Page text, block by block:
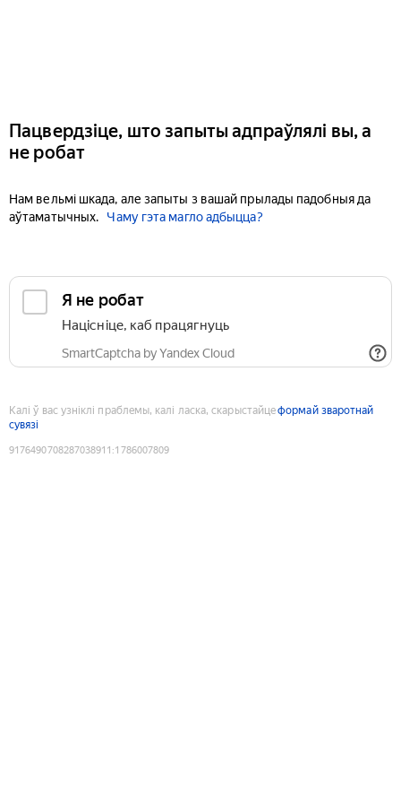
Пацвердзіце, што запыты адпраўлялі вы, а
не робат
Нам вельмі шкада, але запыты з вашай прылады падобныя да
аўтаматычных.
Чаму гэта магло адбыцца?
Я не робат
Націсніце, каб працягнуць
SmartCaptcha by Yandex Cloud
Калі ў вас узніклі праблемы, калі ласка, скарыстайцеформай зваротнай
сувязі
9176490708287038911 :1786007809